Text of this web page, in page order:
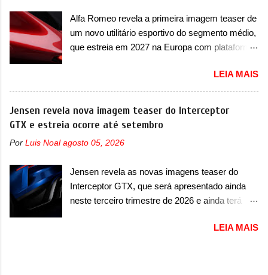
equipe campeã mundial de carros elétricos. A
marca comentou que o novo carro elétrico da
marca terá inversores ...
italiano tem grande parte no desenvolvimento
do Dune. Baseado no Huracán, o Dune nasce
com uma proposta similar ao que a marca
característico da Rezvani. Junto com as
imagens, a marca já confirmou que o Dune será
um carro muito exclusivo. Ao todo, serão
apenas sete unidades produzidas... para todo
equipado com um motor V10 Supercharger
capaz de desenvolver cerca de 800cv que
separou a performance exótica da aventura i...
Alfa Romeo revela a primeira imagem teaser de
um novo utilitário esportivo do segmento médio,
que estreia em 2027 na Europa com plataforma
imagem teaser de um novo utilitário esportivo
da marca italiana, previsto para ser lançado em
meados de 2027. O novo modelo não tem
nome ou se é uma nova geração de um modelo
apenas que o novo modelo em questão é um
foi confirmado durante a Mesa Redonda
Nacional da Indústria Automotiva, organizada
pelo Ministério dos Negócios e do Made in Italy
Cappellano, Diretor de Operações da Stellantis
LEIA MAIS
Jensen revela nova imagem teaser do Interceptor
GTX e estreia ocorre até setembro
Por Luis Noal agosto 05, 2026
Jensen revela as novas imagens teaser do
Interceptor GTX, que será apresentado ainda
neste terceiro trimestre de 2026 e ainda terá
International Automotive (abreviação de JIA)
LEIA MAIS